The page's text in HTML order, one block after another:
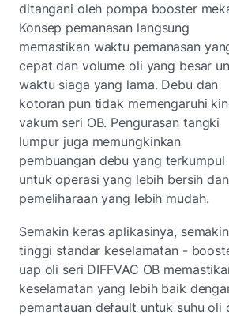
ditangani oleh pompa booster
Konsep pemanasan langsung
memastikan waktu pemanasan
cepat dan volume oli yang besar
waktu siaga yang lama. Debu dan
kotoran pun tidak memengaruhi
vakum seri OB. Pengurasan tangki
lumpur juga memungkinkan
pembuangan debu yang terkumpul
untuk operasi yang lebih bersih dan
pemeliharaan yang lebih mudah.
Semakin keras aplikasinya, semakin
tinggi standar keselamatan -
uap oli seri DIFFVAC OB
keselamatan yang lebih baik
pemantauan default untuk suhu oli